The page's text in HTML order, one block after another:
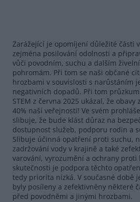
Zarážející je opomíjení důležité části
zejména posilování odolnosti a
vůči povodním, suchu a dalším
pohromám. Při tom se naši občané
hrozbami v souvislosti s narůstáním
negativních dopadů. Při tom
STEM z června 2025 ukázal, že
40% naší veřejnosti! Ve svém
slibuje, že bude klást důraz na
dostupnost služeb, podporu rodin a
Slibuje účinná opatření proti suchu,
zadržování vody v krajině a také
varování, vyrozumění a ochrany proti
skutečnosti je podpora těchto
tedy priorita nízká. V současné době
byly posíleny a zefektivněny některé
před povodněmi a jinými hrozbami.